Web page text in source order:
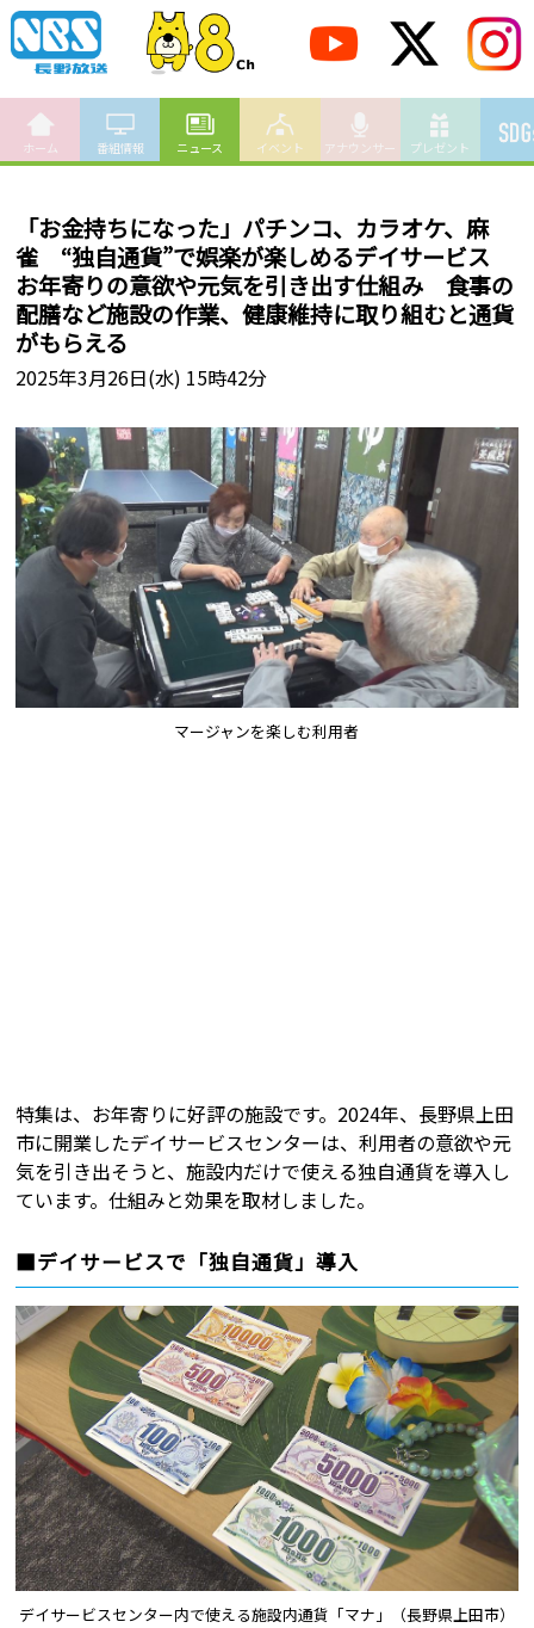
ホーム 番組情報 ニュース イベント アナウンサー プレゼント
「お金持ちになった」パチンコ、カラオケ、麻
雀 “独自通貨”で娯楽が楽しめるデイサービス
お年寄りの意欲や元気を引き出す仕組み 食事の
配膳など施設の作業、健康維持に取り組むと通貨
がもらえる
2025年3月26日(水) 15時42分
マージャンを楽しむ利用者
特集は、お年寄りに好評の施設です。2024年、長野県上田
市に開業したデイサービスセンターは、利用者の意欲や元
気を引き出そうと、施設内だけで使える独自通貨を導入し
ています。仕組みと効果を取材しました。
■デイサービスで「独自通貨」導入
デイサービスセンター内で使える施設内通貨「マナ」（長野県上田市）